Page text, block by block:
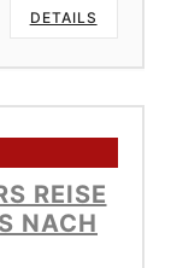
DETAILS
REISE
NACH